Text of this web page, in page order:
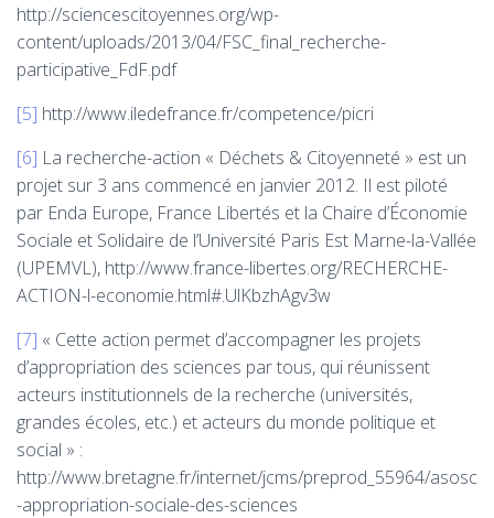
http://sciencescitoyennes.org/wp-
content/uploads/2013/04/FSC_final_recherche-
participative_FdF.pdf
[5] http://www.iledefrance.fr/competence/picri
[6] La recherche-action « Déchets & Citoyenneté » est un
projet sur 3 ans commencé en janvier 2012. Il est piloté
par Enda Europe, France Libertés et la Chaire d’Économie
Sociale et Solidaire de l’Université Paris Est Marne-la-Vallée
(UPEMVL), http://www.france-libertes.org/RECHERCHE-
ACTION-l-economie.html#.UlKbzhAgv3w
[7] « Cette action permet d’accompagner les projets
d’appropriation des sciences par tous, qui réunissent
acteurs institutionnels de la recherche (universités,
grandes écoles, etc.) et acteurs du monde politique et
social » :
http://www.bretagne.fr/internet/jcms/preprod_55964/asosc
-appropriation-sociale-des-sciences